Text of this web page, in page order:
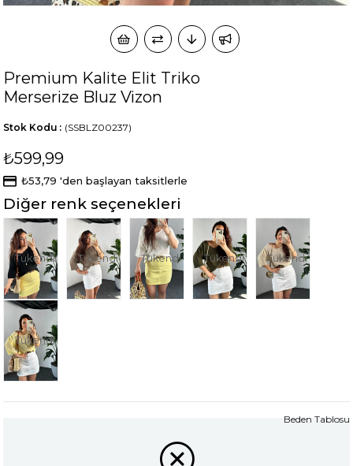
Premium Kalite Elit Triko
Merserize Bluz Vizon
(SSBLZ00237)
Stok Kodu
₺599,99
₺53,79 'den başlayan taksitlerle
Diğer renk seçenekleri
Tükendi Tükendi Tükendi Tükendi Tükendi
Tükendi
Beden Tablosu